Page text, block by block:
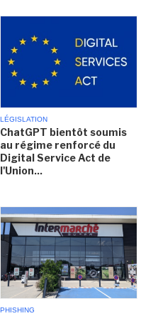
LÉGISLATION
ChatGPT bientôt soumis
au régime renforcé du
Digital Service Act de
l'Union...
PHISHING